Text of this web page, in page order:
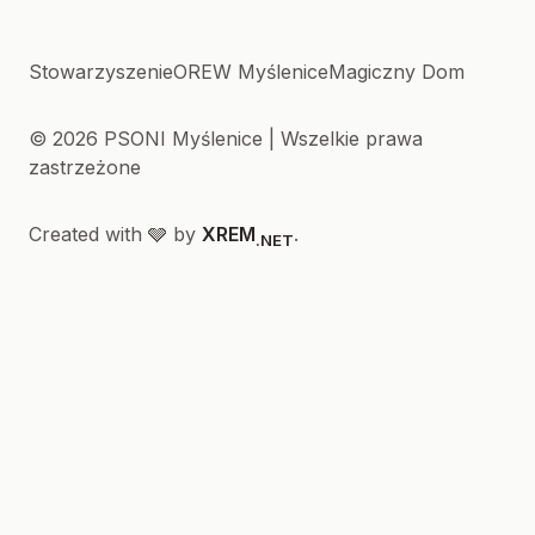
StowarzyszenieOREW MyśleniceMagiczny Dom
© 2026 PSONI Myślenice | Wszelkie prawa
zastrzeżone
Created with 🩶 by XREM.NET.